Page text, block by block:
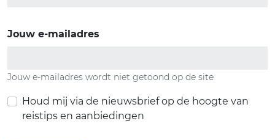
Jouw e-mailadres
Jouw e-mailadres wordt niet getoond op de site
Houd mij via de nieuwsbrief op de hoogte van
reistips en aanbiedingen